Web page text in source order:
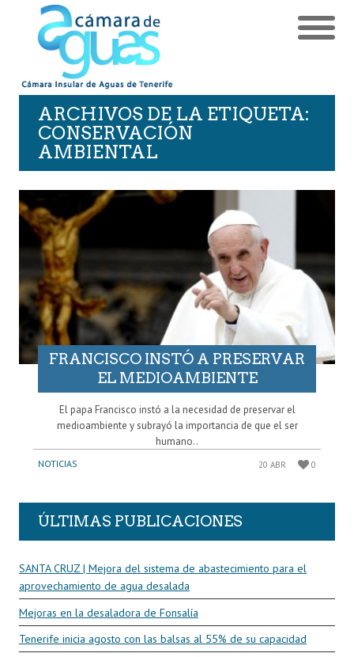
ARCHIVOS DE LA ETIQUETA:
CONSERVACIÓN
AMBIENTAL
FRANCISCO INSTÓ A PRESERVAR
EL MEDIOAMBIENTE
El papa Francisco instó a la necesidad de preservar el
medioambiente y subrayó la importancia de que el ser
humano..
NOTICIAS 20 ABR 0
ÚLTIMAS PUBLICACIONES
SANTA CRUZ | Mejora del sistema de abastecimiento para el
aprovechamiento de agua desalada
Mejoras en la desaladora de Fonsalía
Tenerife inicia agosto con las balsas al 55% de su capacidad